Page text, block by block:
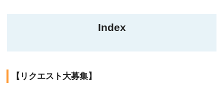
Index
【リクエスト大募集】